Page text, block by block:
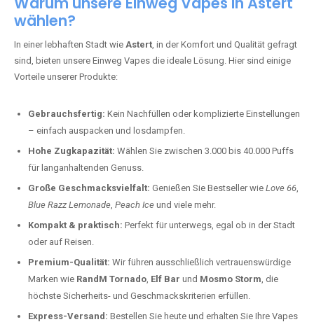
wählen?
In einer lebhaften Stadt wie Astert, in der Komfort und Qualität gefragt
sind, bieten unsere Einweg Vapes die ideale Lösung. Hier sind einige
Vorteile unserer Produkte:
Gebrauchsfertig: Kein Nachfüllen oder komplizierte Einstellungen
– einfach auspacken und losdampfen.
Hohe Zugkapazität: Wählen Sie zwischen 3.000 bis 40.000 Puffs
für langanhaltenden Genuss.
Große Geschmacksvielfalt: Genießen Sie Bestseller wie Love 66,
Blue Razz Lemonade, Peach Ice und viele mehr.
Kompakt & praktisch: Perfekt für unterwegs, egal ob in der Stadt
oder auf Reisen.
Premium-Qualität: Wir führen ausschließlich vertrauenswürdige
Marken wie RandM Tornado, Elf Bar und Mosmo Storm, die
höchste Sicherheits- und Geschmackskriterien erfüllen.
Express-Versand: Bestellen Sie heute und erhalten Sie Ihre Vapes